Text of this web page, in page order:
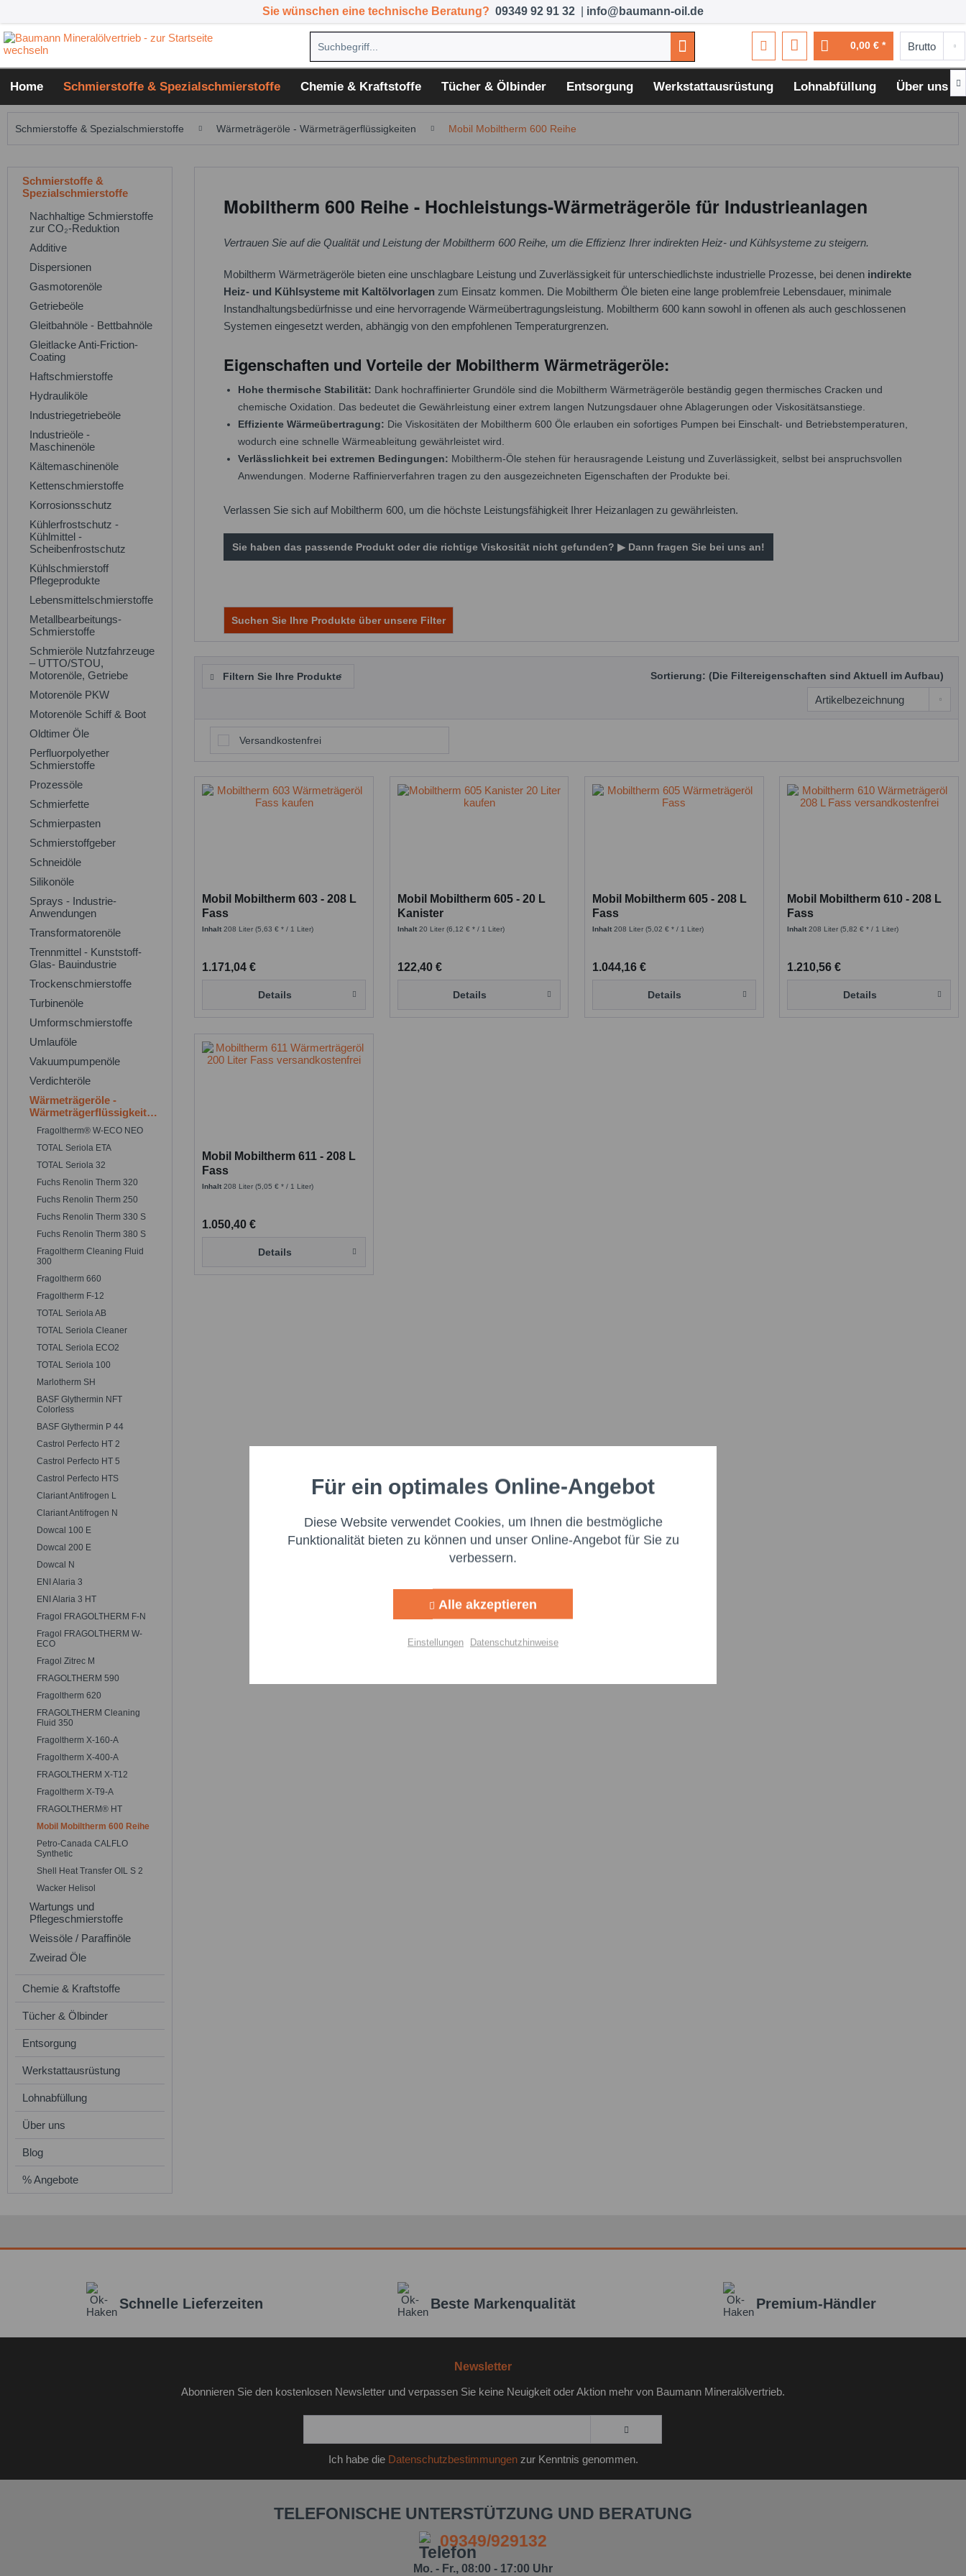
Sie wünschen eine technische Beratung? 09349 92 91 32 info@baumann-oil.de
0,00 € *
Home Schmierstoffe & Spezialschmierstoffe Chemie & Kraftstoffe Tücher & Ölbinder Entsorgung Werkstattausrüstung Lohnabfüllung Über uns 
Schmierstoffe & Spezialschmierstoffe Wärmeträgeröle - Wärmeträgerflüssigkeiten Mobil Mobiltherm 600 Reihe
Schmierstoffe &
Spezialschmierstoffe
Nachhaltige Schmierstoffe
zur CO₂-Reduktion
Additive
Dispersionen
Gasmotorenöle
Getriebeöle
Gleitbahnöle - Bettbahnöle
Gleitlacke Anti-Friction-
Coating
Haftschmierstoffe
Hydrauliköle
Industriegetriebeöle
Industrieöle -
Maschinenöle
Kältemaschinenöle
Kettenschmierstoffe
Korrosionsschutz
Kühlerfrostschutz -
Kühlmittel -
Scheibenfrostschutz
Kühlschmierstoff
Pflegeprodukte
Lebensmittelschmierstoffe
Metallbearbeitungs-
Schmierstoffe
Schmieröle Nutzfahrzeuge
– UTTO/STOU,
Motorenöle, Getriebe
Motorenöle PKW
Motorenöle Schiff & Boot
Oldtimer Öle
Perfluorpolyether
Schmierstoffe
Prozessöle
Schmierfette
Schmierpasten
Schmierstoffgeber
Schneidöle
Silikonöle
Sprays - Industrie-
Anwendungen
Transformatorenöle
Trennmittel - Kunststoff-
Glas- Bauindustrie
Trockenschmierstoffe
Turbinenöle
Umformschmierstoffe
Umlauföle
Vakuumpumpenöle
Verdichteröle
Wärmeträgeröle -
Wärmeträgerflüssigkeiten
Fragoltherm® W-ECO NEO
TOTAL Seriola ETA
TOTAL Seriola 32
Fuchs Renolin Therm 320
Fuchs Renolin Therm 250
Fuchs Renolin Therm 330 S
Fuchs Renolin Therm 380 S
Fragoltherm Cleaning Fluid
300
Fragoltherm 660
Fragoltherm F-12
TOTAL Seriola AB
TOTAL Seriola Cleaner
TOTAL Seriola ECO2
TOTAL Seriola 100
Marlotherm SH
BASF Glythermin NFT
Colorless
BASF Glythermin P 44
Castrol Perfecto HT 2
Castrol Perfecto HT 5
Castrol Perfecto HTS
Clariant Antifrogen L
Clariant Antifrogen N
Dowcal 100 E
Dowcal 200 E
Dowcal N
ENI Alaria 3
ENI Alaria 3 HT
Fragol FRAGOLTHERM F-N
Fragol FRAGOLTHERM W-
ECO
Fragol Zitrec M
FRAGOLTHERM 590
Fragoltherm 620
FRAGOLTHERM Cleaning
Fluid 350
Fragoltherm X-160-A
Fragoltherm X-400-A
FRAGOLTHERM X-T12
Fragoltherm X-T9-A
FRAGOLTHERM® HT
Mobil Mobiltherm 600 Reihe
Petro-Canada CALFLO
Synthetic
Shell Heat Transfer OIL S 2
Wacker Helisol
Wartungs und
Pflegeschmierstoffe
Weissöle / Paraffinöle
Zweirad Öle
Chemie & Kraftstoffe
Tücher & Ölbinder
Entsorgung
Werkstattausrüstung
Lohnabfüllung
Über uns
Blog
% Angebote
Mobiltherm 600 Reihe - Hochleistungs-Wärmeträgeröle für Industrieanlagen
Vertrauen Sie auf die Qualität und Leistung der Mobiltherm 600 Reihe, um die Effizienz Ihrer indirekten Heiz- und Kühlsysteme zu steigern.
Mobiltherm Wärmeträgeröle bieten eine unschlagbare Leistung und Zuverlässigkeit für unterschiedlichste industrielle Prozesse, bei denen indirekte
Heiz- und Kühlsysteme mit Kaltölvorlagen zum Einsatz kommen. Die Mobiltherm Öle bieten eine lange problemfreie Lebensdauer, minimale
Instandhaltungsbedürfnisse und eine hervorragende Wärmeübertragungsleistung. Mobiltherm 600 kann sowohl in offenen als auch geschlossenen
Systemen eingesetzt werden, abhängig von den empfohlenen Temperaturgrenzen.
Eigenschaften und Vorteile der Mobiltherm Wärmeträgeröle:
Hohe thermische Stabilität: Dank hochraffinierter Grundöle sind die Mobiltherm Wärmeträgeröle beständig gegen thermisches Cracken und
chemische Oxidation. Das bedeutet die Gewährleistung einer extrem langen Nutzungsdauer ohne Ablagerungen oder Viskositätsanstiege.
Effiziente Wärmeübertragung: Die Viskositäten der Mobiltherm 600 Öle erlauben ein sofortiges Pumpen bei Einschalt- und Betriebstemperaturen,
wodurch eine schnelle Wärmeableitung gewährleistet wird.
Verlässlichkeit bei extremen Bedingungen: Mobiltherm-Öle stehen für herausragende Leistung und Zuverlässigkeit, selbst bei anspruchsvollen
Anwendungen. Moderne Raffinierverfahren tragen zu den ausgezeichneten Eigenschaften der Produkte bei.
Verlassen Sie sich auf Mobiltherm 600, um die höchste Leistungsfähigkeit Ihrer Heizanlagen zu gewährleisten.
Sie haben das passende Produkt oder die richtige Viskosität nicht gefunden? ▶ Dann fragen Sie bei uns an!
Suchen Sie Ihre Produkte über unsere Filter
Filtern Sie Ihre Produkte Sortierung: (Die Filtereigenschaften sind Aktuell im Aufbau)
Versandkostenfrei
Mobil Mobiltherm 603 - 208 L
Fass
Inhalt208 Liter(5,63 € * / 1 Liter)
1.171,04 €
Details
Mobil Mobiltherm 605 - 20 L
Kanister
Inhalt 20 Liter (6,12 € * / 1 Liter)
122,40 €
Details
Mobil Mobiltherm 605 - 208 L
Fass
Inhalt208 Liter(5,02 € * / 1 Liter)
1.044,16 €
Details
Mobil Mobiltherm 610 - 208 L
Fass
Inhalt208 Liter(5,82 € * / 1 Liter)
1.210,56 €
Details
Mobil Mobiltherm 611 - 208 L
Fass
Inhalt208 Liter(5,05 € * / 1 Liter)
1.050,40 €
Details
Schnelle Lieferzeiten Beste Markenqualität Premium-Händler
Newsletter
Abonnieren Sie den kostenlosen Newsletter und verpassen Sie keine Neuigkeit oder Aktion mehr von Baumann Mineralölvertrieb.
Ich habe die Datenschutzbestimmungenzur Kenntnis genommen.
TELEFONISCHE UNTERSTÜTZUNG UND BERATUNG
09349/929132
Mo. - Fr., 08:00 - 17:00 Uhr
Funktionale Aktiv
Marketing Aktiv
Für ein optimales Online-Angebot
Diese Website verwendet Cookies, um Ihnen die bestmögliche
Funktionalität bieten zu können und unser Online-Angebot für Sie zu
verbessern.
Alle akzeptieren
Einstellungen Datenschutzhinweise